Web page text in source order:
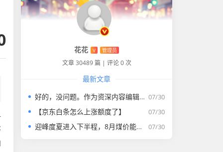
花花 V 管理员
文章 30489 篇 | 评论 0 次
最新文章
07/30
好的，没问题。作为资深内容编辑，我将为您打造一篇符合要求的专业教程文章。
07/30
【京东白条怎么上涨额度了】
07/30
迎峰度夏进入下半程，8月煤价能否走强？